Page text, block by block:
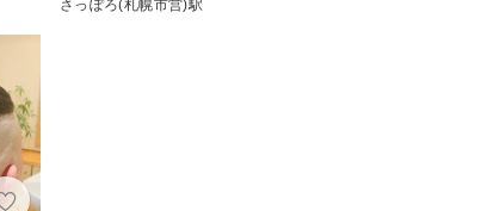
さっぽろ(札幌市営)駅